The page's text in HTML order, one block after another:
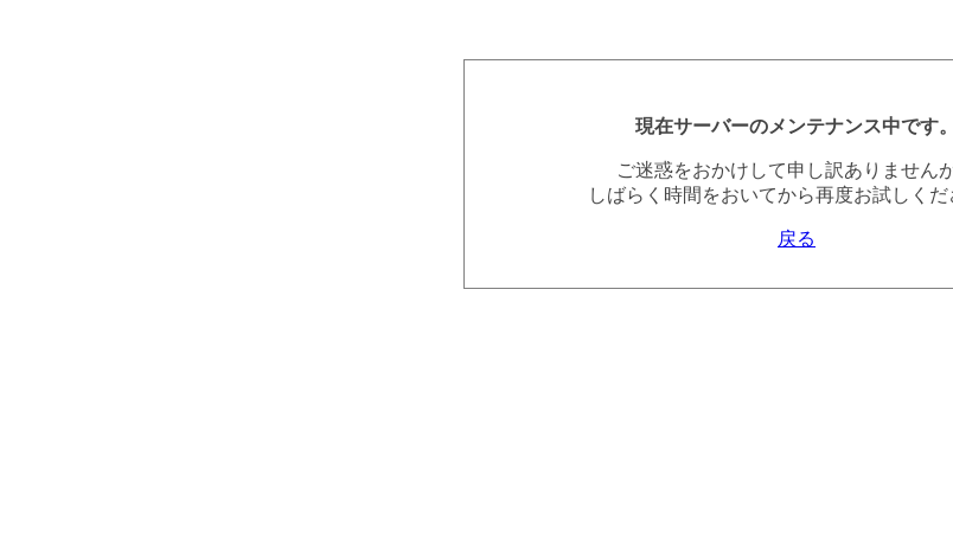
現在サーバーのメンテナンス中です。
ご迷惑をおかけして申し訳ありませんが
しばらく時間をおいてから再度お試しくだ
戻る